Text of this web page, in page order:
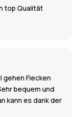
top Qualität
gehen Flecken
bequem und
kann es dank der